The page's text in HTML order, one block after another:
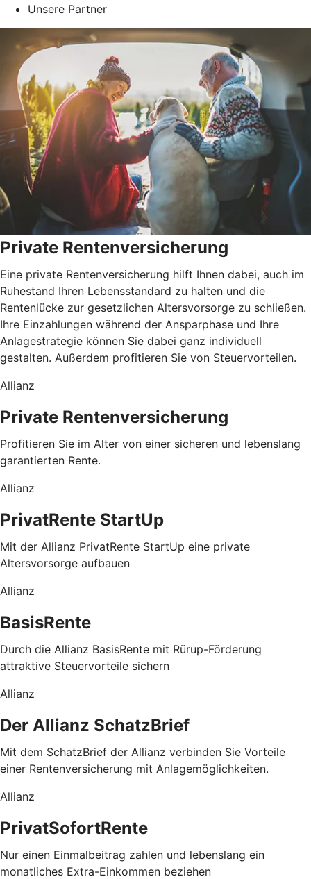
Unsere Partner
Private Rentenversicherung
Eine private Rentenversicherung hilft Ihnen dabei, auch im
Ruhestand Ihren Lebensstandard zu halten und die
Rentenlücke zur gesetzlichen Altersvorsorge zu schließen.
Ihre Einzahlungen während der Ansparphase und Ihre
Anlagestrategie können Sie dabei ganz individuell
gestalten. Außerdem profitieren Sie von Steuervorteilen.
Allianz
Private Rentenversicherung
Profitieren Sie im Alter von einer sicheren und lebenslang
garantierten Rente.
Allianz
PrivatRente StartUp
Mit der Allianz PrivatRente StartUp eine private
Altersvorsorge aufbauen
Allianz
BasisRente
Durch die Allianz BasisRente mit Rürup-Förderung
attraktive Steuervorteile sichern
Allianz
Der Allianz SchatzBrief
Mit dem SchatzBrief der Allianz verbinden Sie Vorteile
einer Rentenversicherung mit Anlagemöglichkeiten.
Allianz
PrivatSofortRente
Nur einen Einmalbeitrag zahlen und lebenslang ein
monatliches Extra-Einkommen beziehen